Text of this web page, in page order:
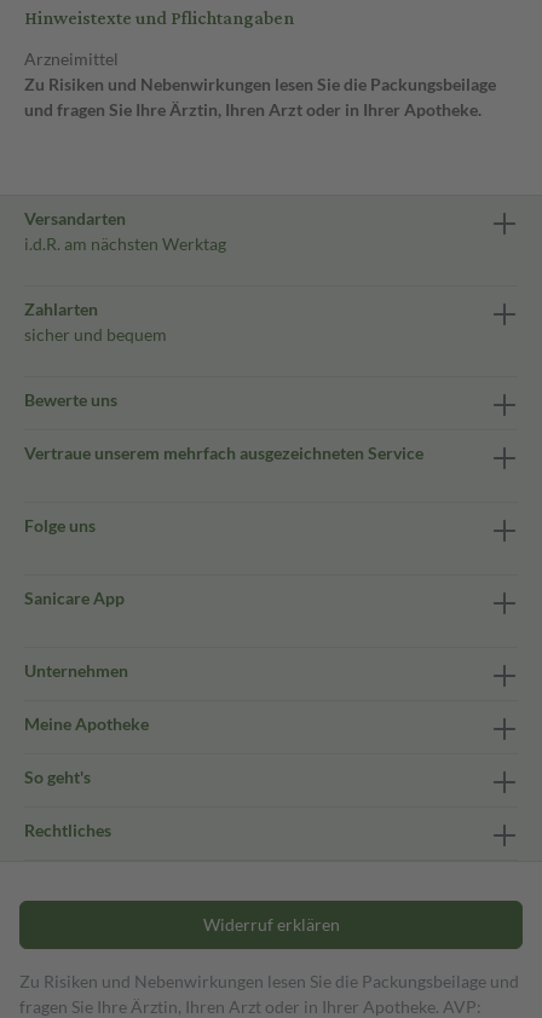
Hinweistexte und Pflichtangaben
Arzneimittel
Zu Risiken und Nebenwirkungen lesen Sie die Packungsbeilage
und fragen Sie Ihre Ärztin, Ihren Arzt oder in Ihrer Apotheke.
Versandarten
i.d.R. am nächsten Werktag
Zahlarten
sicher und bequem
Bewerte uns
Vertraue unserem mehrfach ausgezeichneten Service
Folge uns
Sanicare App
Unternehmen
Meine Apotheke
So geht's
Rechtliches
Widerruf erklären
Zu Risiken und Nebenwirkungen lesen Sie die Packungsbeilage und
fragen Sie Ihre Ärztin, Ihren Arzt oder in Ihrer Apotheke. AVP: